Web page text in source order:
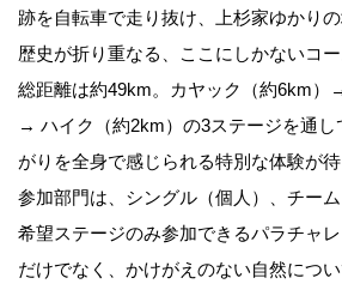
跡を自転車で走り抜け、上杉家ゆかり
歴史が折り重なる、ここにしかないコー
総距離は約49km。カヤック（約6km）
→ ハイク（約2km）の3ステージを通し
がりを全身で感じられる特別な体験が待
参加部門は、シングル（個人）、チー
希望ステージのみ参加できるパラチャ
だけでなく、かけがえのない自然につ